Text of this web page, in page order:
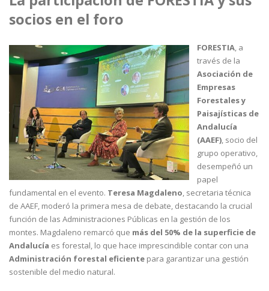
socios en el foro
FORESTIA, a
través de la
Asociación de
Empresas
Forestales y
Paisajísticas de
Andalucía
(AAEF), socio del
grupo operativo,
desempeñó un
papel
fundamental en el evento. Teresa Magdaleno, secretaria técnica
de AAEF, moderó la primera mesa de debate, destacando la crucial
función de las Administraciones Públicas en la gestión de los
montes. Magdaleno remarcó que más del 50% de la superficie de
Andalucía es forestal, lo que hace imprescindible contar con una
Administración forestal eficiente para garantizar una gestión
sostenible del medio natural.